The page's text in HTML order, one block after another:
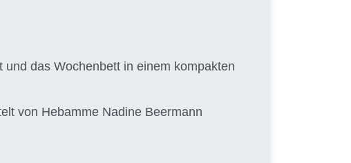
das Wochenbett in einem kompakten
von Hebamme Nadine Beermann